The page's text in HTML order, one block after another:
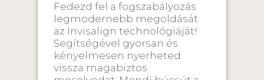
Fedezd fel a fogszabályozás
legmodernebb megoldását
az Invisalign technológiáját!
Segítségével gyorsan és
kényelmesen nyerheted
vissza magabiztos